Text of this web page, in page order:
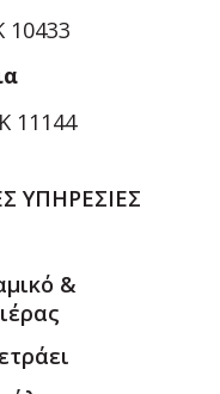
10433
11144
ΥΠΗΡΕΣΙΕΣ
&